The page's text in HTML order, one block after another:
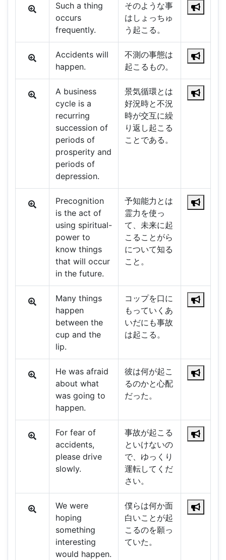
Such a thing
occurs
frequently.
そのような事
はしょっちゅ
う起こる。
Accidents will
happen.
不測の事態は
起こるもの。
A business
cycle is a
recurring
succession of
periods of
prosperity and
periods of
depression.
景気循環とは
好況時と不況
時が交互に繰
り返し起こる
ことである。
Precognition
is the act of
using spiritual-
power to
know things
that will occur
in the future.
予知能力とは
霊力を使っ
て、未来に起
こることがら
について知る
こと。
Many things
happen
between the
cup and the
lip.
コップを口に
もっていくあ
いだにも事故
は起こる。
He was afraid
about what
was going to
happen.
彼は何が起こ
るのかと心配
だった。
For fear of
accidents,
please drive
slowly.
事故が起こる
といけないの
で、ゆっくり
運転してくだ
さい。
We were
hoping
something
interesting
would happen.
僕らは何か面
白いことが起
こるのを願っ
ていた。